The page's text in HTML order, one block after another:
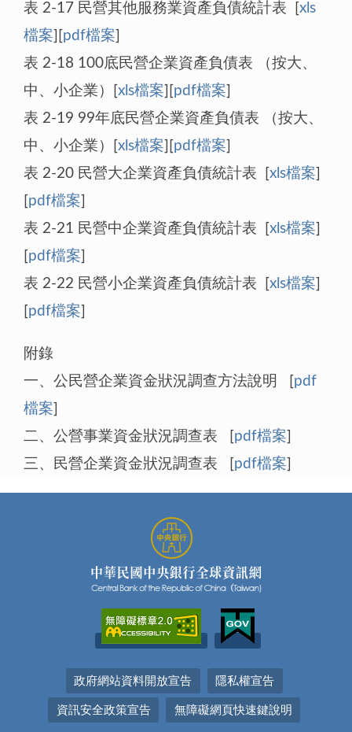
表 2-17 民營其他服務業資產負債統計表 [xls
檔案][pdf檔案]
表 2-18 100底民營企業資產負債表 （按大、
中、小企業）[xls檔案][pdf檔案]
表 2-19 99年底民營企業資產負債表 （按大、
中、小企業）[xls檔案][pdf檔案]
表 2-20 民營大企業資產負債統計表 [xls檔案]
[pdf檔案]
表 2-21 民營中企業資產負債統計表 [xls檔案]
[pdf檔案]
表 2-22 民營小企業資產負債統計表 [xls檔案]
[pdf檔案]
附錄
一、公民營企業資金狀況調查方法說明 [pdf
檔案]
二、公營事業資金狀況調查表 [pdf檔案]
三、民營企業資金狀況調查表 [pdf檔案]
政府網站資料開放宣告 隱私權宣告
資訊安全政策宣告 無障礙網頁快速鍵說明